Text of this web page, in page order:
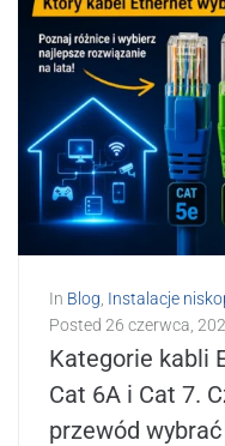
In Blog Instalacje
Posted 26 czerwca,
Kategorie kabli
Cat 6A i Cat 7.
przewód